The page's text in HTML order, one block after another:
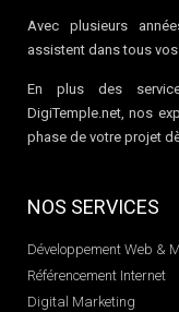
Avec plusieurs
assistent dans tous
En plus des
DigiTemple.net, nos
phase de votre projet
NOS SERVICES
Développement Web &
Référencement Internet
Digital Marketing